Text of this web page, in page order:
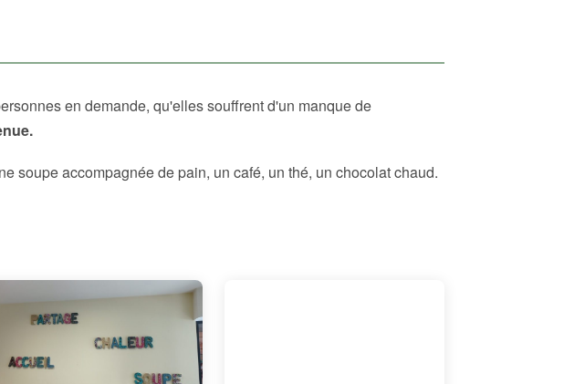
en demande, qu'elles souffrent d'un manque de
soupe accompagnée de pain, un café, un thé, un chocolat chaud.